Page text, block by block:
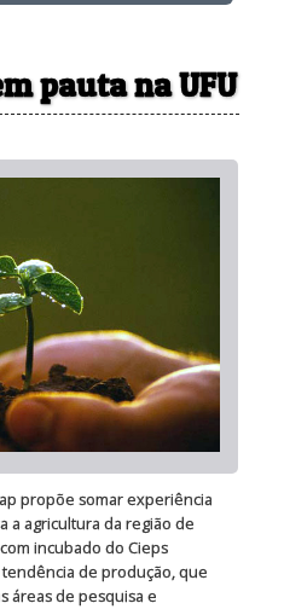
pauta na UFU
propõe somar experiência
a agricultura da região de
incubado do Cieps
de produção, que
áreas de pesquisa e